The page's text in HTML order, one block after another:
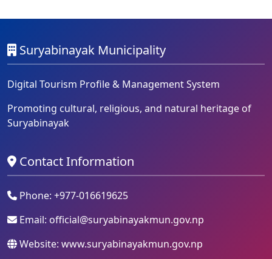
Suryabinayak Municipality
Digital Tourism Profile & Management System
Promoting cultural, religious, and natural heritage of
Suryabinayak
Contact Information
Phone: +977-016619625
Email: official@suryabinayakmun.gov.np
Website: www.suryabinayakmun.gov.np